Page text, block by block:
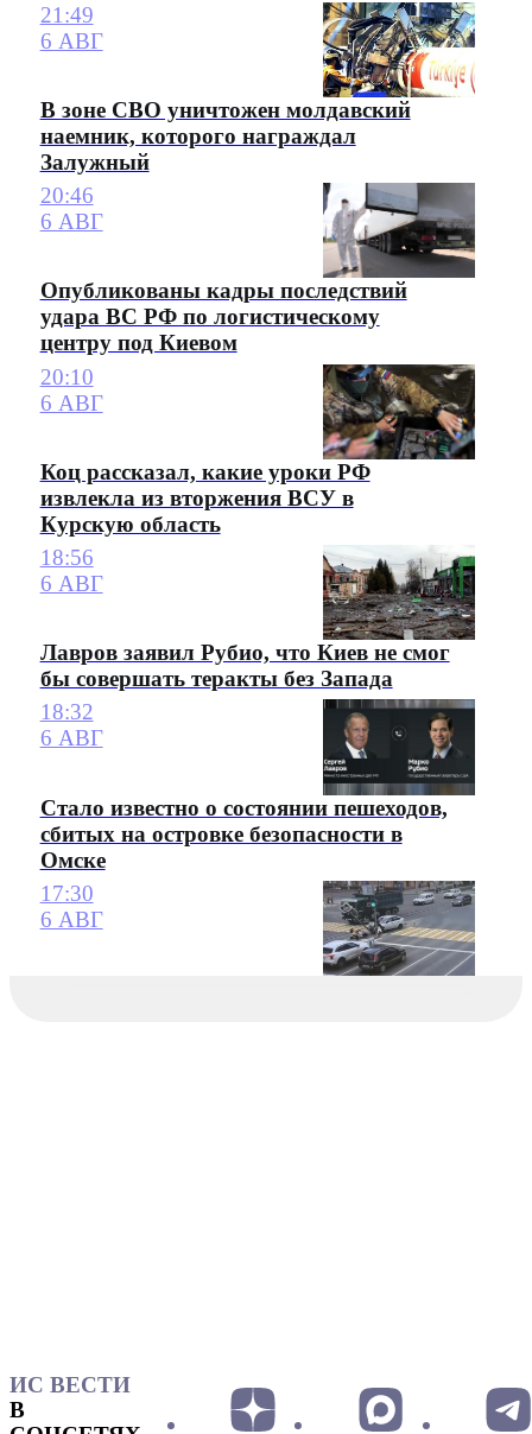
21:49
6 АВГ
В зоне СВО уничтожен молдавский
наемник, которого награждал
Залужный
20:46
6 АВГ
Опубликованы кадры последствий
удара ВС РФ по логистическому
центру под Киевом
20:10
6 АВГ
Коц рассказал, какие уроки РФ
извлекла из вторжения ВСУ в
Курскую область
18:56
6 АВГ
Лавров заявил Рубио, что Киев не смог
бы совершать теракты без Запада
18:32
6 АВГ
Стало известно о состоянии пешеходов,
сбитых на островке безопасности в
Омске
17:30
6 АВГ
ИС ВЕСТИ
В